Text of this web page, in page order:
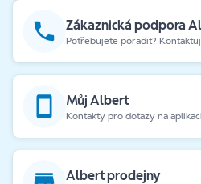
Zákaznická podpora
Potřebujete poradit?
Můj Albert
Kontakty pro dotazy na
Albert prodejny